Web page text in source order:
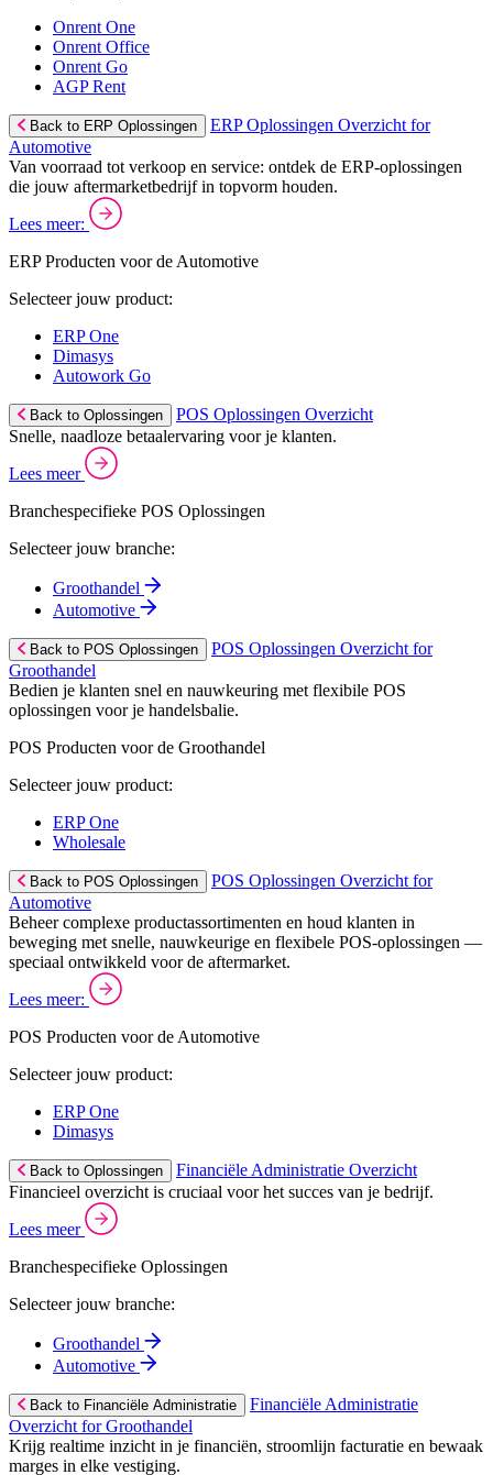
Onrent One
Onrent Office
Onrent Go
AGP Rent
Back to ERP Oplossingen
ERP Oplossingen Overzicht for
Automotive
Van voorraad tot verkoop en service: ontdek de ERP-oplossingen
die jouw aftermarketbedrijf in topvorm houden.
Lees meer:
ERP Producten voor de Automotive
Selecteer jouw product:
ERP One
Dimasys
Autowork Go
Back to Oplossingen
POS Oplossingen Overzicht
Snelle, naadloze betaalervaring voor je klanten.
Lees meer
Branchespecifieke POS Oplossingen
Selecteer jouw branche:
Groothandel
Automotive
Back to POS Oplossingen
POS Oplossingen Overzicht for
Groothandel
Bedien je klanten snel en nauwkeuring met flexibile POS
oplossingen voor je handelsbalie.
POS Producten voor de Groothandel
Selecteer jouw product:
ERP One
Wholesale
Back to POS Oplossingen
POS Oplossingen Overzicht for
Automotive
Beheer complexe productassortimenten en houd klanten in
beweging met snelle, nauwkeurige en flexibele POS-oplossingen —
speciaal ontwikkeld voor de aftermarket.
Lees meer:
POS Producten voor de Automotive
Selecteer jouw product:
ERP One
Dimasys
Back to Oplossingen
Financiële Administratie Overzicht
Financieel overzicht is cruciaal voor het succes van je bedrijf.
Lees meer
Branchespecifieke Oplossingen
Selecteer jouw branche:
Groothandel
Automotive
Back to Financiële Administratie
Financiële Administratie
Overzicht for Groothandel
Krijg realtime inzicht in je financiën, stroomlijn facturatie en bewaak
marges in elke vestiging.